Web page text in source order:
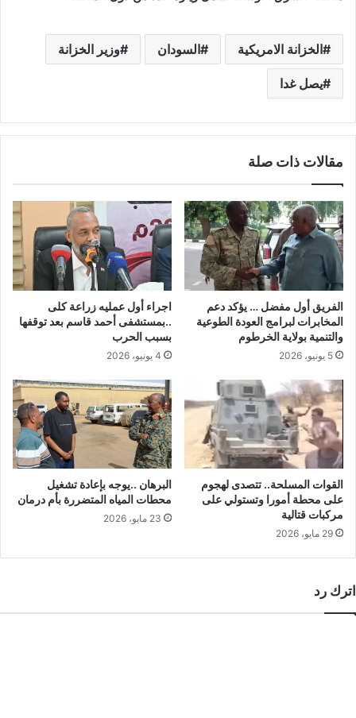
الخزانة الامريكية السودان وزير الخزانة
يصل غدا
مقالات ذات صلة
الفريق أول مفضل … يؤكد دعم
المخابرات لبرامج العودة الطوعية
والتنمية بولاية الخرطوم
5 يونيو، 2026
اجراء أول عمليه زراعة كلى
..بمستشفى أحمد قاسم بعد توقفها
بسبب الحرب
4 يونيو، 2026
القوات المسلحة.. تتصدى لهجوم
على محطة أمورا وتستولي على
مركبات قتالية
29 مايو، 2026
البرهان ..يوجه بإعادة تشغيل
محطات المياه المتضررة بأم درمان
23 مايو، 2026
اترك رد